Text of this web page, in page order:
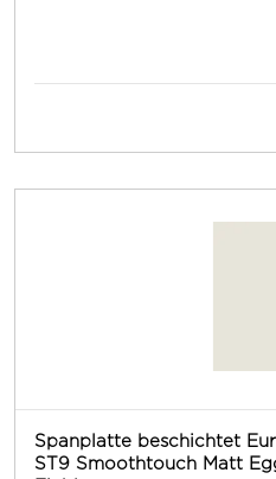
Spanplatte beschichtet
ST9 Smoothtouch Matt